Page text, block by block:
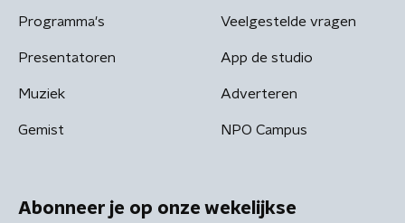
Programma's
Presentatoren
Muziek
Gemist
Veelgestelde vragen
App de studio
Adverteren
NPO Campus
Abonneer je op onze wekelijkse